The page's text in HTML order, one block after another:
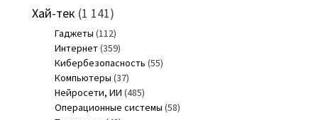
Хай-тек (1 141)
Гаджеты (112)
Интернет(359)
Кибербезопасность (55)
Компьютеры (37)
Нейросети, ИИ (485)
Операционные системы (58)